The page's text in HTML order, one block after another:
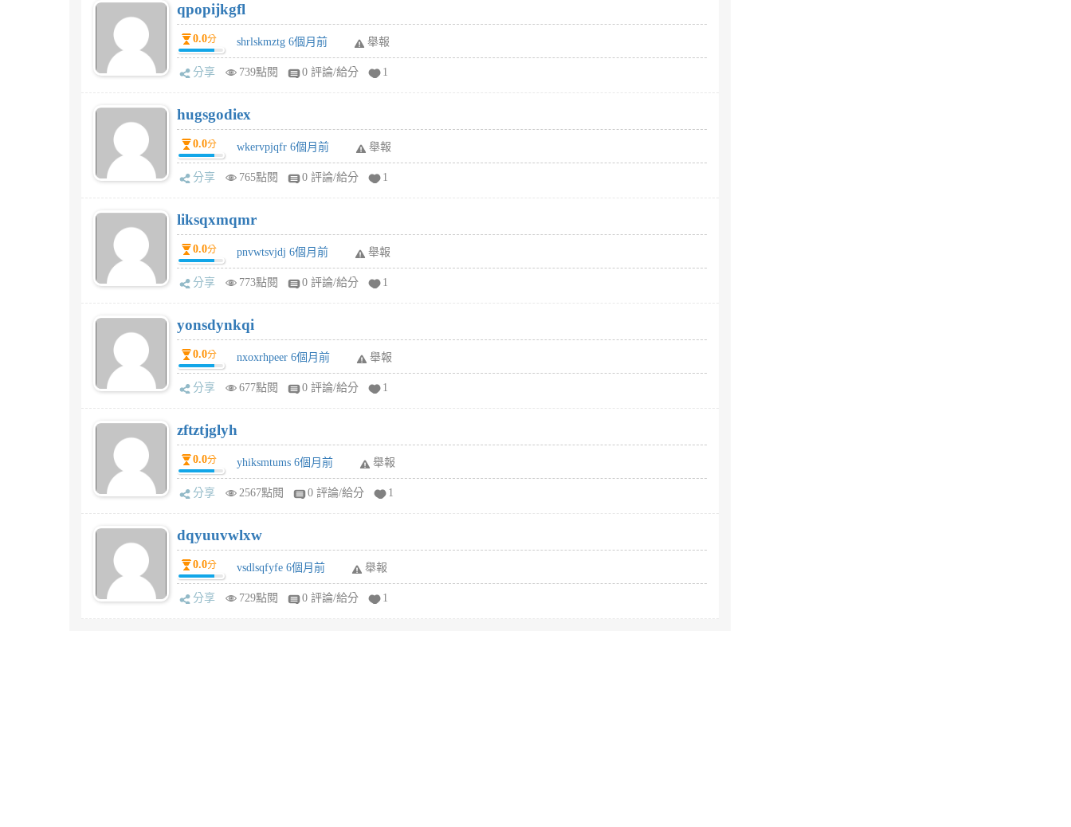
qpopijkgfl
0.0分 shrlskmztg 6個月前 舉報
分享 739點閱 0 評論/給分 1
hugsgodiex
0.0分 wkervpjqfr 6個月前 舉報
分享 765點閱 0 評論/給分 1
liksqxmqmr
0.0分 pnvwtsvjdj 6個月前 舉報
分享 773點閱 0 評論/給分 1
yonsdynkqi
0.0分 nxoxrhpeer 6個月前 舉報
分享 677點閱 0 評論/給分 1
zftztjglyh
0.0分 yhiksmtums 6個月前 舉報
分享 2567點閱 0 評論/給分 1
dqyuuvwlxw
0.0分 vsdlsqfyfe 6個月前 舉報
分享 729點閱 0 評論/給分 1